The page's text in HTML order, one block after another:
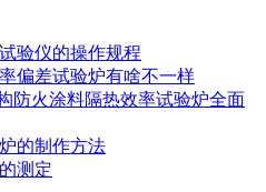
验仪的操作规程
偏差试验炉有啥不一样
防火涂料隔热效率试验炉全面
的制作方法
测定